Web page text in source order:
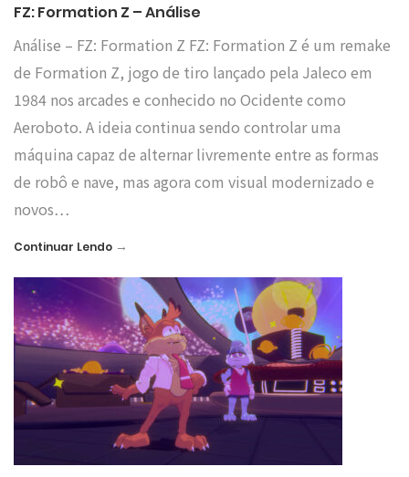
FZ: Formation Z – Análise
Análise – FZ: Formation Z FZ: Formation Z é um remake
de Formation Z, jogo de tiro lançado pela Jaleco em
1984 nos arcades e conhecido no Ocidente como
Aeroboto. A ideia continua sendo controlar uma
máquina capaz de alternar livremente entre as formas
de robô e nave, mas agora com visual modernizado e
novos…
Continuar Lendo →